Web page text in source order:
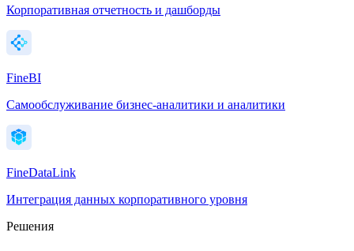
Корпоративная отчетность и дашборды
FineBI
Самообслуживание бизнес-аналитики и аналитики
FineDataLink
Интеграция данных корпоративного уровня
Решения